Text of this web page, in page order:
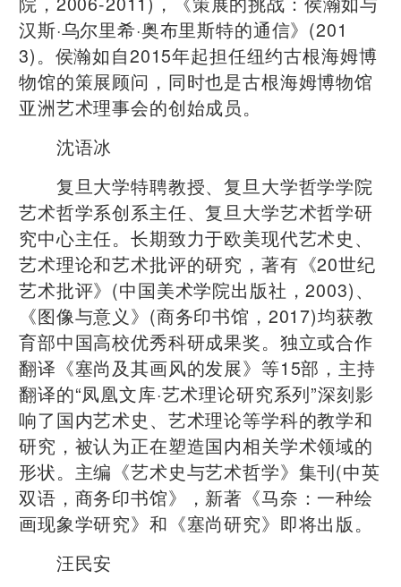
汉斯·乌尔里希·奥布里斯特的通信》(201
3)。侯瀚如自2015年起担任纽约古根海姆博
物馆的策展顾问，同时也是古根海姆博物馆
亚洲艺术理事会的创始成员。
沈语冰
复旦大学特聘教授、复旦大学哲学学院
艺术哲学系创系主任、复旦大学艺术哲学研
究中心主任。长期致力于欧美现代艺术史、
艺术理论和艺术批评的研究，著有《20世纪
艺术批评》(中国美术学院出版社，2003)、
《图像与意义》(商务印书馆，2017)均获教
育部中国高校优秀科研成果奖。独立或合作
翻译《塞尚及其画风的发展》等15部，主持
翻译的“凤凰文库·艺术理论研究系列”深刻影
响了国内艺术史、艺术理论等学科的教学和
研究，被认为正在塑造国内相关学术领域的
形状。主编《艺术史与艺术哲学》集刊(中英
双语，商务印书馆》，新著《马奈：一种绘
画现象学研究》和《塞尚研究》即将出版。
汪民安